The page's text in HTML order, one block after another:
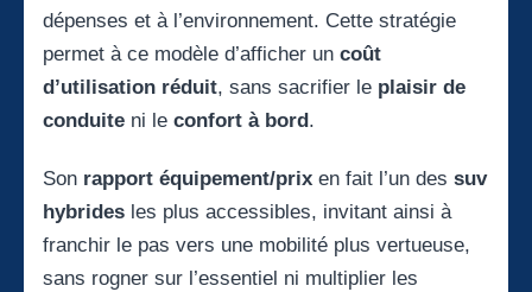
dépenses et à l’environnement. Cette stratégie
permet à ce modèle d’afficher un coût
d’utilisation réduit, sans sacrifier le plaisir de
conduite ni le confort à bord.
Son rapport équipement/prix en fait l’un des suv
hybrides les plus accessibles, invitant ainsi à
franchir le pas vers une mobilité plus vertueuse,
sans rogner sur l’essentiel ni multiplier les